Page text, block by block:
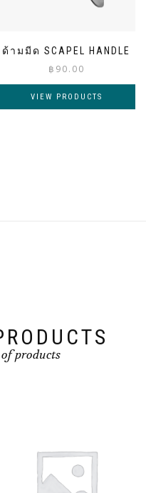
ด้ามมีด SCAPEL HANDLE
฿ 90.00
VIEW PRODUCTS
products